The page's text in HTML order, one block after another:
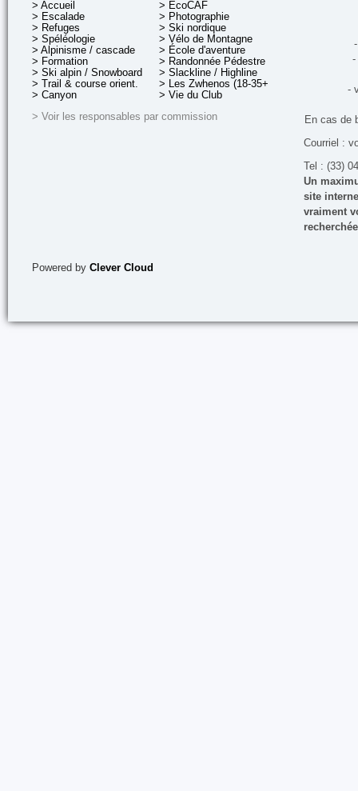
> Accueil
> Escalade
> Refuges
> Spéléologie
> Alpinisme / cascade
> Formation
> Ski alpin / Snowboard
> Trail & course orient.
> Canyon
> EcoCAF
> Photographie
> Ski nordique
> Vélo de Montagne
> École d'aventure
> Randonnée Pédestre
> Slackline / Highline
> Les Zwhenos (18-35+ ans)
> Vie du Club
> Voir les responsables par commission
-
-
En cas de
Courriel :
Tel : (33)
Un
site
vraiment
Powered by Clever Cloud